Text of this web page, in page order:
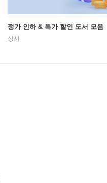
정가 인하 & 특가 할인 도서 모음
상시